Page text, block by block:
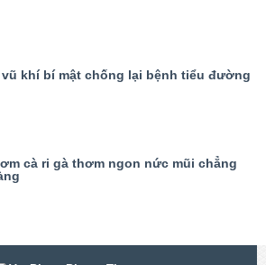
khí bí mật chống lại bệnh tiểu đường
cà ri gà thơm ngon nức mũi chẳng